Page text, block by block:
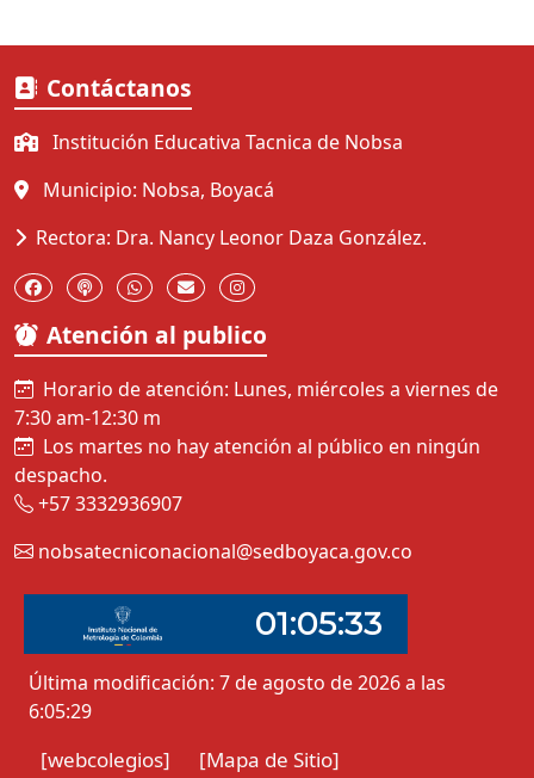
Contáctanos
Institución Educativa Tacnica de Nobsa
Municipio: Nobsa, Boyacá
Rectora: Dra. Nancy Leonor Daza González.
Atención al publico
Horario de atención: Lunes, miércoles a viernes de
7:30 am-12:30 m
Los martes no hay atención al público en ningún
despacho.
+57 3332936907
nobsatecniconacional@sedboyaca.gov.co
Última modificación: 7 de agosto de 2026 a las
6:05:29
[webcolegios] [Mapa de Sitio]